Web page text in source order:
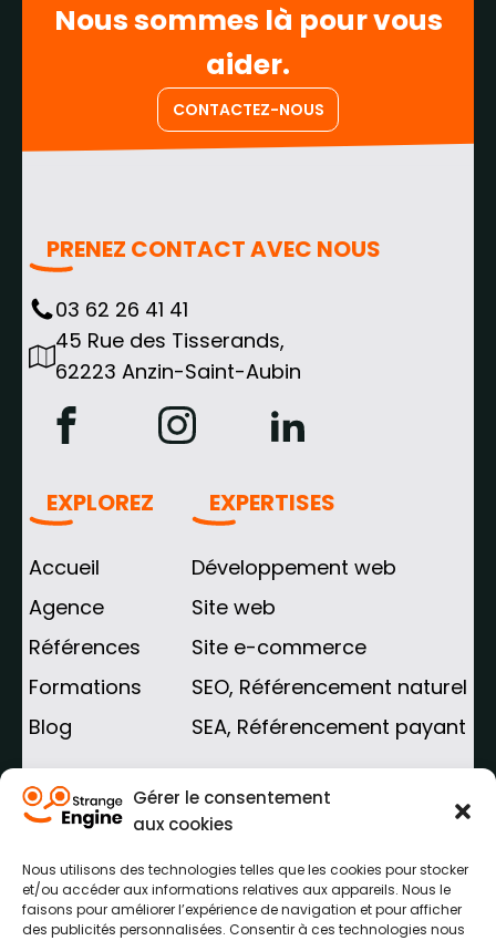
Gérer le consentement
aux cookies
Nous utilisons des technologies telles que les cookies pour stocker
et/ou accéder aux informations relatives aux appareils. Nous le
faisons pour améliorer l’expérience de navigation et pour afficher
des publicités personnalisées. Consentir à ces technologies nous
Nous sommes là pour vous
aider.
CONTACTEZ-NOUS
PRENEZ CONTACT AVEC NOUS
03 62 26 41 41
45 Rue des Tisserands,
62223 Anzin-Saint-Aubin
EXPLOREZ
Accueil
Agence
Références
Formations
Blog
EXPERTISES
Développement web
Site web
Site e-commerce
SEO, Référencement naturel
SEA, Référencement payant
AGENCE WEB HAUTS-DE-FRANCE
Agence web Lens
Agence web Béthune